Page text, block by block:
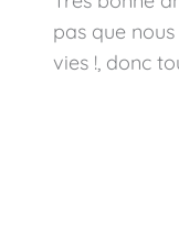
pas que
vies !, donc